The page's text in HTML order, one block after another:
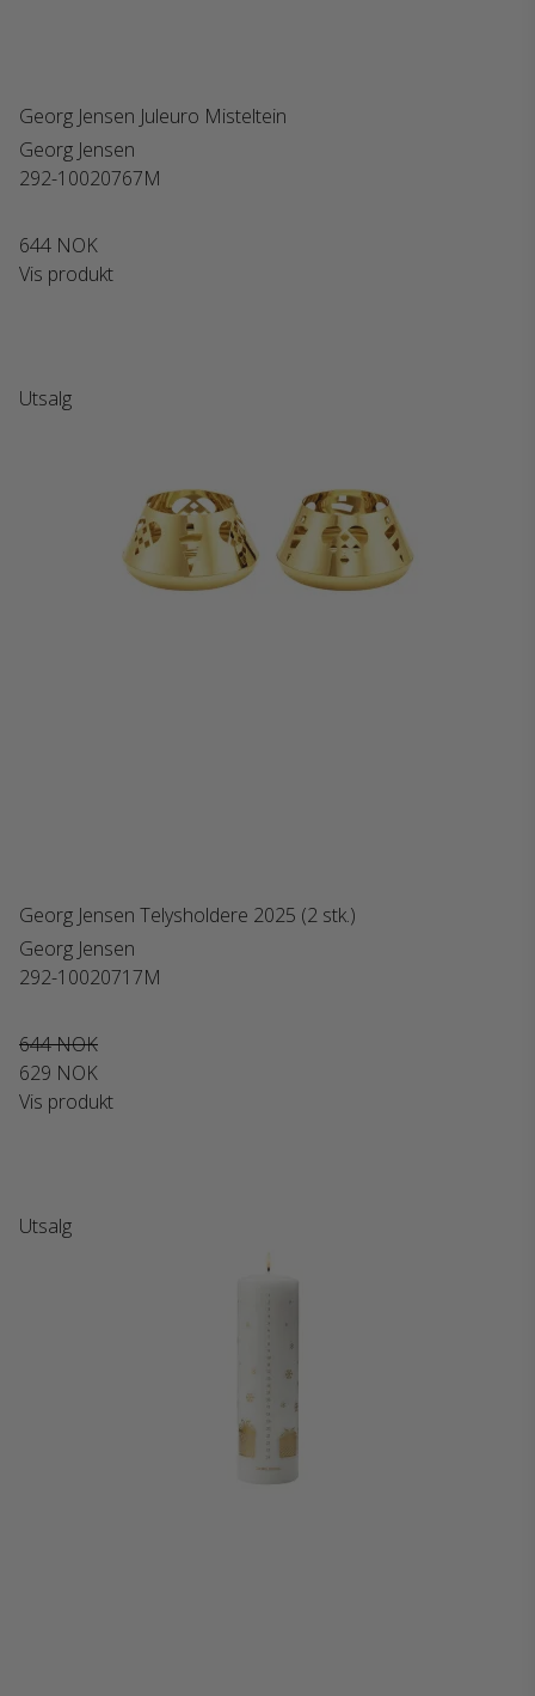
Georg Jensen Juleuro Misteltein
Georg Jensen
292-10020767M
644 NOK
Vis produkt
Utsalg
Georg Jensen Telysholdere 2025 (2 stk.)
Georg Jensen
292-10020717M
644 NOK
629 NOK
Vis produkt
Utsalg